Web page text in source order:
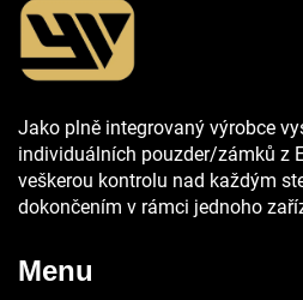
Jako plně integrovaný výrobce
individuálních pouzder/zámků z
veškerou kontrolu nad každým
dokončením v rámci jednoho
Menu